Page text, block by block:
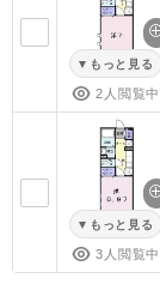
もっと見る
2人閲覧中
もっと見る
3人閲覧中